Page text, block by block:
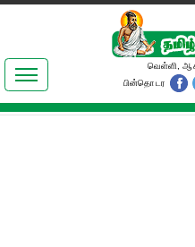
இலக்கியங்கள்
தமிழ் உலகம்
வெள்ளி,
பின்தொடர